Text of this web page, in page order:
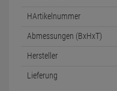
HArtikelnummer
Abmessungen (BxHxT)
Hersteller
Lieferung